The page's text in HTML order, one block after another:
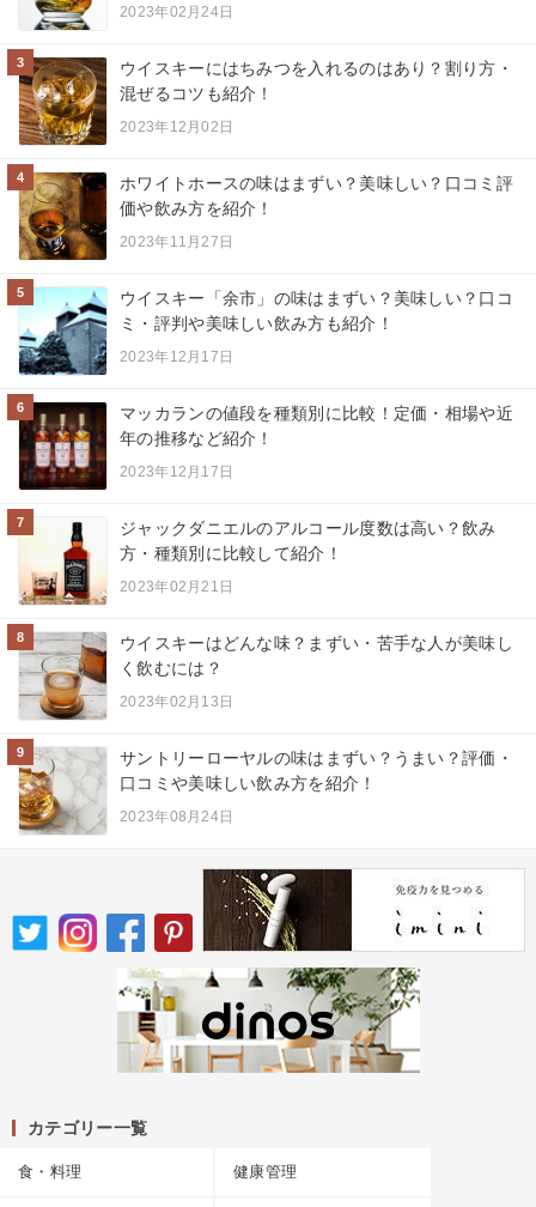
2023年02月24日
3
ウイスキーにはちみつを入れるのはあり？割り方・
混ぜるコツも紹介！
2023年12月02日
4
ホワイトホースの味はまずい？美味しい？口コミ評
価や飲み方を紹介！
2023年11月27日
5
ウイスキー「余市」の味はまずい？美味しい？口コ
ミ・評判や美味しい飲み方も紹介！
2023年12月17日
6
マッカランの値段を種類別に比較！定価・相場や近
年の推移など紹介！
2023年12月17日
7
ジャックダニエルのアルコール度数は高い？飲み
方・種類別に比較して紹介！
2023年02月21日
8
ウイスキーはどんな味？まずい・苦手な人が美味し
く飲むには？
2023年02月13日
9
サントリーローヤルの味はまずい？うまい？評価・
口コミや美味しい飲み方を紹介！
2023年08月24日
カテゴリー一覧
食・料理 健康管理